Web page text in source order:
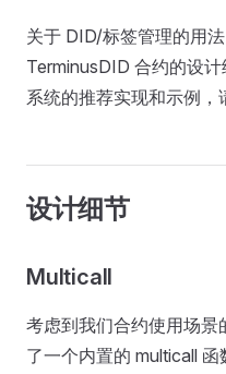
关于 DID/标签管理的用
TerminusDID 合约的设
系统的推荐实现和示例，
设计细节
Multicall
考虑到我们合约使用场景
了一个内置的 multicall